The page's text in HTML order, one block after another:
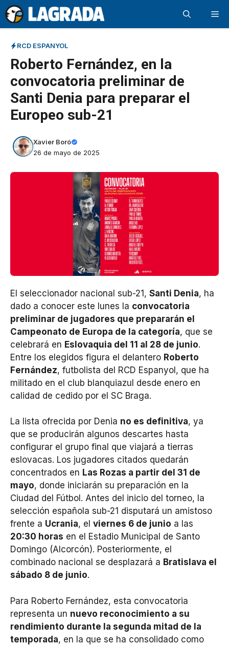
Saltar
al
contenido
RCD ESPANYOL
Roberto Fernández, en la
convocatoria preliminar de
Santi Denia para preparar el
Europeo sub-21
Xavier Boró
26 de mayo de 2025
El seleccionador nacional sub-21, Santi Denia, ha
dado a conocer este lunes la convocatoria
preliminar de jugadores que prepararán el
Campeonato de Europa de la categoría, que se
celebrará en Eslovaquia del 11 al 28 de junio.
Entre los elegidos figura el delantero Roberto
Fernández, futbolista del RCD Espanyol, que ha
militado en el club blanquiazul desde enero en
calidad de cedido por el SC Braga.
La lista ofrecida por Denia no es definitiva, ya
que se producirán algunos descartes hasta
configurar el grupo final que viajará a tierras
eslovacas. Los jugadores citados quedarán
concentrados en Las Rozas a partir del 31 de
mayo, donde iniciarán su preparación en la
Ciudad del Fútbol. Antes del inicio del torneo, la
selección española sub-21 disputará un amistoso
frente a Ucrania, el viernes 6 de junio a las
20:30 horas en el Estadio Municipal de Santo
Domingo (Alcorcón). Posteriormente, el
combinado nacional se desplazará a Bratislava el
sábado 8 de junio.
Para Roberto Fernández, esta convocatoria
representa un nuevo reconocimiento a su
rendimiento durante la segunda mitad de la
temporada, en la que se ha consolidado como